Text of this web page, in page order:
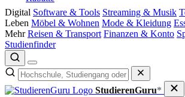
Digital Software & Tools Streaming & Musik
Leben Möbel & Wohnen Mode & Kleidung
Mehr Reisen & Transport Finanzen & Konto
Studienfinder
StudierenGuru*